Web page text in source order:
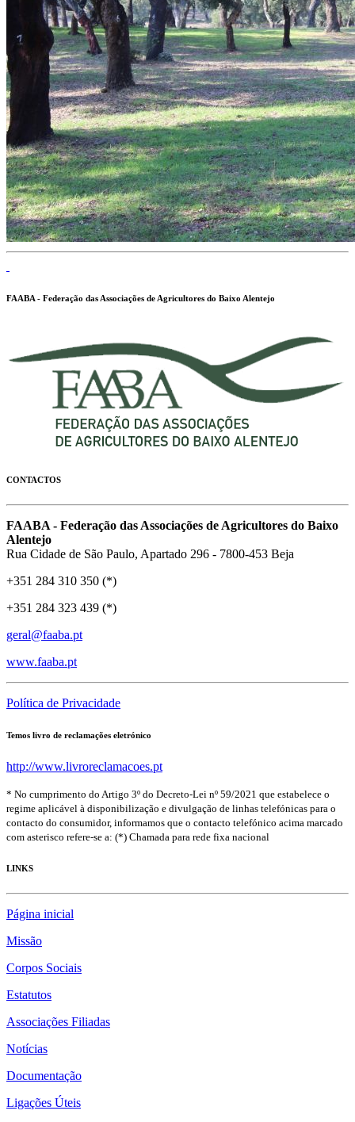
FAABA - Federação das Associações de Agricultores do Baixo Alentejo
CONTACTOS
FAABA - Federação das Associações de Agricultores do Baixo
Alentejo
Rua Cidade de São Paulo, Apartado 296 - 7800-453 Beja
+351 284 310 350 (*)
+351 284 323 439 (*)
geral@faaba.pt
www.faaba.pt
Política de Privacidade
Temos livro de reclamações eletrónico
http://www.livroreclamacoes.pt
* No cumprimento do Artigo 3º do Decreto-Lei nº 59/2021 que estabelece o
regime aplicável à disponibilização e divulgação de linhas telefónicas para o
contacto do consumidor, informamos que o contacto telefónico acima marcado
com asterisco refere-se a: (*) Chamada para rede fixa nacional
LINKS
Página inicial
Missão
Corpos Sociais
Estatutos
Associações Filiadas
Notícias
Documentação
Ligações Úteis